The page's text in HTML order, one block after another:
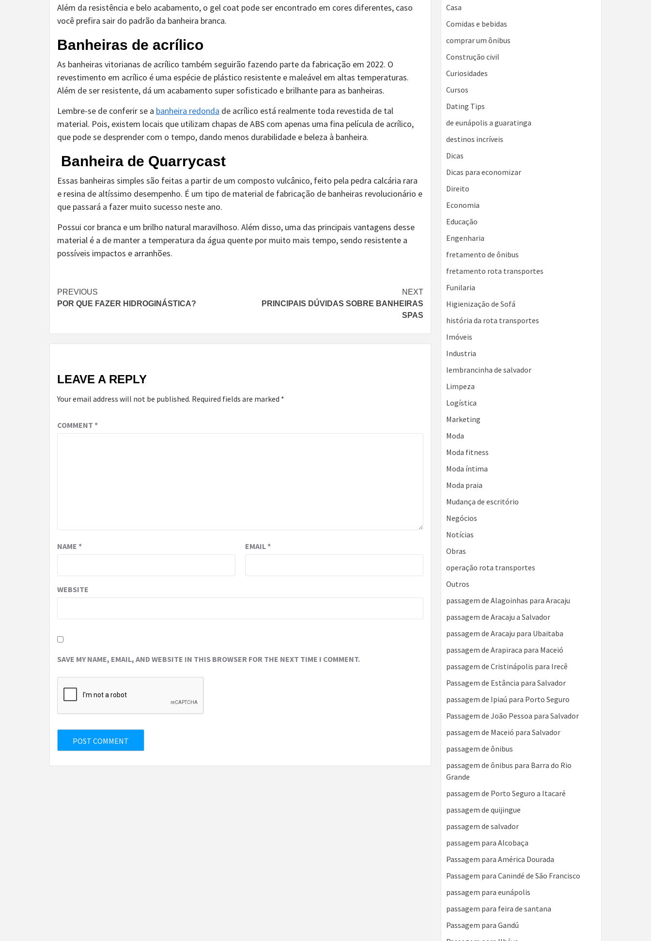
Além da resistência e belo acabamento, o gel coat pode ser encontrado em cores diferentes, caso
você prefira sair do padrão da banheira branca.
Banheiras de acrílico
As banheiras vitorianas de acrílico também seguirão fazendo parte da fabricação em 2022. O
revestimento em acrílico é uma espécie de plástico resistente e maleável em altas temperaturas.
Além de ser resistente, dá um acabamento super sofisticado e brilhante para as banheiras.
Lembre-se de conferir se a banheira redonda de acrílico está realmente toda revestida de tal
material. Pois, existem locais que utilizam chapas de ABS com apenas uma fina película de acrílico,
que pode se desprender com o tempo, dando menos durabilidade e beleza à banheira.
Banheira de Quarrycast
Essas banheiras simples são feitas a partir de um composto vulcânico, feito pela pedra calcária rara
e resina de altíssimo desempenho. É um tipo de material de fabricação de banheiras revolucionário e
que passará a fazer muito sucesso neste ano.
Possui cor branca e um brilho natural maravilhoso. Além disso, uma das principais vantagens desse
material é a de manter a temperatura da água quente por muito mais tempo, sendo resistente a
possíveis impactos e arranhões.
Continue
Reading
PREVIOUS
POR QUE FAZER HIDROGINÁSTICA?
NEXT
PRINCIPAIS DÚVIDAS SOBRE BANHEIRAS
SPAS
LEAVE A REPLY
Your email address will not be published. Required fields are marked *
COMMENT *
NAME * EMAIL*
WEBSITE
SAVE MY NAME, EMAIL, AND WEBSITE IN THIS BROWSER FOR THE NEXT TIME I COMMENT.
Casa
Comidas e bebidas
comprar um ônibus
Construção civil
Curiosidades
Cursos
Dating Tips
de eunápolis a guaratinga
destinos incríveis
Dicas
Dicas para economizar
Direito
Economia
Educação
Engenharia
fretamento de ônibus
fretamento rota transportes
Funilaria
Higienização de Sofá
história da rota transportes
Imóveis
Industria
lembrancinha de salvador
Limpeza
Logística
Marketing
Moda
Moda fitness
Moda íntima
Moda praia
Mudança de escritório
Negócios
Notícias
Obras
operação rota transportes
Outros
passagem de Alagoinhas para Aracaju
passagem de Aracaju a Salvador
passagem de Aracaju para Ubaitaba
passagem de Arapiraca para Maceió
passagem de Cristinápolis para Irecê
Passagem de Estância para Salvador
passagem de Ipiaú para Porto Seguro
Passagem de João Pessoa para Salvador
passagem de Maceió para Salvador
passagem de ônibus
passagem de ônibus para Barra do Rio
Grande
passagem de Porto Seguro a Itacaré
passagem de quijingue
passagem de salvador
passagem para Alcobaça
Passagem para América Dourada
Passagem para Canindé de São Francisco
passagem para eunápolis
passagem para feira de santana
Passagem para Gandú